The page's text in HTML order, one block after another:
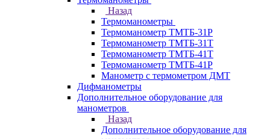
Назад
Термоманометры
Термоманометр ТМТБ-31Р
Термоманометр ТМТБ-31Т
Термоманометр ТМТБ-41Т
Термоманометр ТМТБ-41Р
Манометр с термометром ДМТ
Дифманометры
Дополнительное оборудование для
манометров
Назад
Дополнительное оборудование для